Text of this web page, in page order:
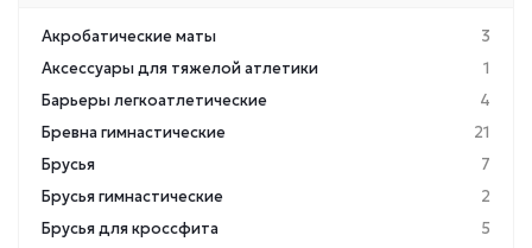
Акробатические маты
3
Аксессуары для тяжелой атлетики
1
Барьеры легкоатлетические
4
Бревна гимнастические
21
Брусья
7
Брусья гимнастические
2
Брусья для кроссфита
5